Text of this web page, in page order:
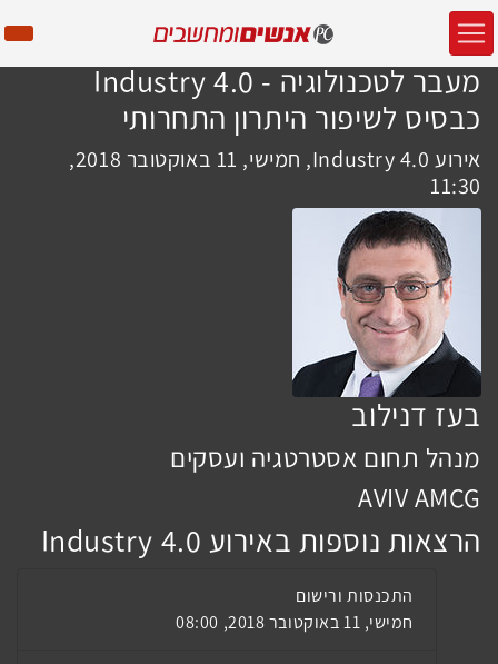
מעבר לטכנולוגיה - Industry 4.0
כבסיס לשיפור היתרון התחרותי
אירוע Industry 4.0, חמישי, 11 באוקטובר 2018,
11:30
בעז דנילוב
מנהל תחום אסטרטגיה ועסקים
AVIV AMCG
הרצאות נוספות באירוע Industry 4.0
התכנסות ורישום
חמישי, 11 באוקטובר 2018, 08:00